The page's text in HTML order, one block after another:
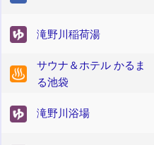
滝野川稲荷湯
サウナ＆ホテル かるま
る池袋
滝野川浴場